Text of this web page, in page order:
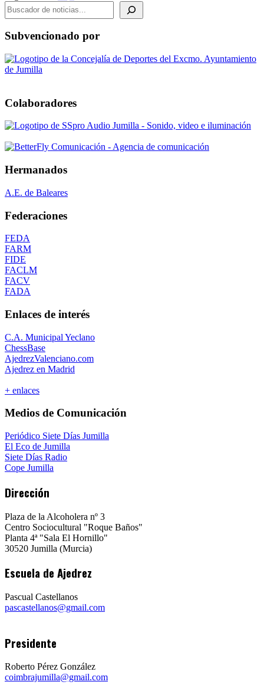
BUSCADOR DE NOTICIAS
Subvencionado por
Colaboradores
Hermanados
A.E. de Baleares
Federaciones
FEDA
FARM
FIDE
FACLM
FACV
FADA
Enlaces de interés
C.A. Municipal Yeclano
ChessBase
AjedrezValenciano.com
Ajedrez en Madrid
+ enlaces
Medios de Comunicación
Periódico Siete Días Jumilla
El Eco de Jumilla
Siete Días Radio
Cope Jumilla
Dirección
Plaza de la Alcoholera nº 3
Centro Sociocultural "Roque Baños"
Planta 4ª "Sala El Hornillo"
30520 Jumilla (Murcia)
Escuela de Ajedrez
Pascual Castellanos
pascastellanos@gmail.com
Presidente
Roberto Pérez González
coimbrajumilla@gmail.com